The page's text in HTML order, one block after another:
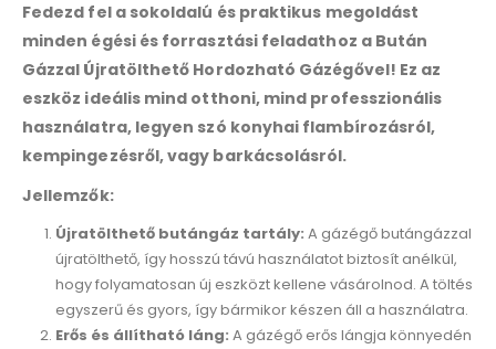
Fedezd fel a sokoldalú és praktikus megoldást
minden égési és forrasztási feladathoz a Bután
Gázzal Újratölthető Hordozható Gázégővel! Ez az
eszköz ideális mind otthoni, mind professzionális
használatra, legyen szó konyhai flambírozásról,
kempingezésről, vagy barkácsolásról.
Jellemzők:
Újratölthető butángáz tartály: A gázégő butángázzal
újratölthető, így hosszú távú használatot biztosít anélkül,
hogy folyamatosan új eszközt kellene vásárolnod. A töltés
egyszerű és gyors, így bármikor készen áll a használatra.
Erős és állítható láng: A gázégő erős lángja könnyedén